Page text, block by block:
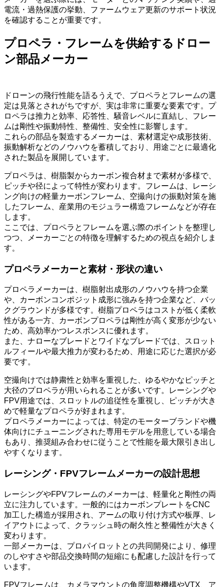
電流・過熱保護の挙動、ファームウェア更新のサポート状況
を確認することが重要です。
プロペラ・フレームを供給するドロー
ン部品メーカー
ドローンの飛行性能を語るうえで、プロペラとフレームの選
定は見落とされがちですが、実は非常に重要な要素です。プ
ロペラは推力と効率、応答性、騒音レベルに直結し、フレー
ムは剛性や振動特性、整備性、安全性に影響します。
これらの部品を製造するメーカーは、素材選定や成形技術、
振動解析などのノウハウを蓄積しており、用途ごとに最適化
された製品を展開しています。
プロペラは、樹脂製からカーボン複合材まで素材が多様で、
ピッチや径によって特性が変わります。フレームは、レーシ
ング向けの軽量カーボンフレーム、空撮向けの振動対策を施
したフレーム、産業用のモジュラー構造フレームなどが存在
します。
ここでは、プロペラとフレームを選ぶ際のポイントを整理し
つつ、メーカーごとの特徴を理解するための視点を紹介しま
す。
プロペラメーカーと素材・形状の違い
プロペラメーカーは、樹脂射出成形のノウハウを持つ企業
や、カーボンコンポジット成形に強みを持つ企業など、バッ
クグラウンドが多様です。樹脂プロペラはコストが低く柔軟
性がある一方、カーボンプロペラは剛性が高く変形が少ない
ため、高効率かつレスポンスに優れます。
また、ナローなブレードとワイドなブレードでは、スロット
ルフィールや最大推力が変わるため、用途に応じた選択が必
要です。
空撮向けでは静粛性と効率を重視した、ゆるやかなピッチと
大径のプロペラが用いられることが多いです。レーシングや
FPV用途では、スロットルの追従性を重視し、ピッチが大き
めで軽量なプロペラが好まれます。
プロペラメーカーによっては、特定のモーターブランドや機
体向けにチューニングされた専用モデルを用意している場合
もあり、推奨組み合わせに従うことで性能を最大限引き出し
やすくなります。
レーシング・FPVフレームメーカーの設計思想
レーシングやFPVフレームのメーカーは、軽量化と剛性の両
立に注力しています。一般的にはカーボンプレートをCNC
加工した構造が採用され、アームの取り付け方式や板厚、レ
イアウトによって、クラッシュ時の耐久性と整備性が大きく
変わります。
一部メーカーは、プロパイロットとの共同開発により、修理
のしやすさや部品交換時間の短縮にも配慮した設計を行って
います。
FPVフレームは、カメラマウントの角度調整機構やVTX、ア